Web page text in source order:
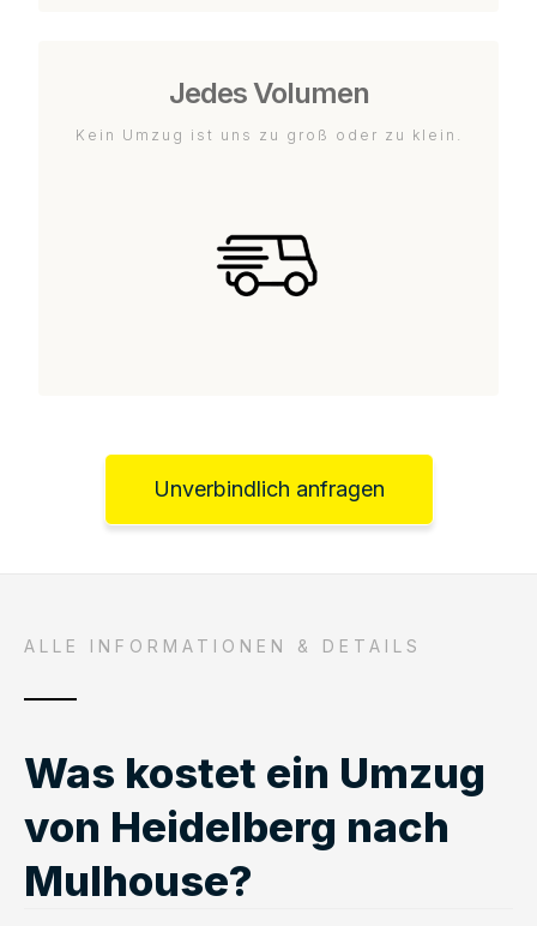
Jedes Volumen
Kein Umzug ist uns zu groß oder zu klein.
Unverbindlich anfragen
ALLE INFORMATIONEN & DETAILS
Was kostet ein Umzug
von Heidelberg nach
Mulhouse?